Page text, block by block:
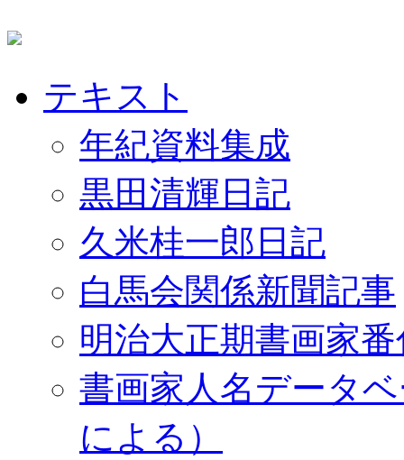
テキスト
年紀資料集成
黒田清輝日記
久米桂一郎日記
白馬会関係新聞記事
明治大正期書画家
書画家人名データ
による）